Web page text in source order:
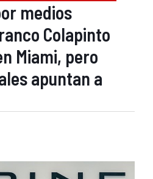
medios
Colapinto
Miami, pero
apuntan a